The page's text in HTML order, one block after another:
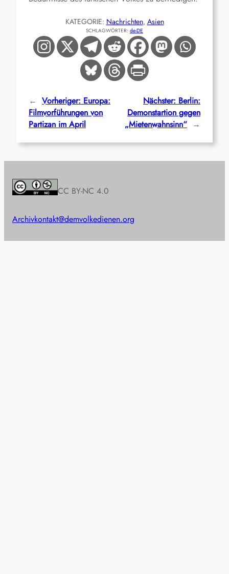
KATEGORIE: Nachrichten, Asien
SCHLAGWÖRTER: de-DE
← Vorheriger: Europa:
Filmvorführungen von
Partizan im April
Nächster: Berlin:
Demonstartion gegen
„Mietenwahnsinn“ →
CC BY-NC 4.0
Archivkontakt@demvolkedienen.org